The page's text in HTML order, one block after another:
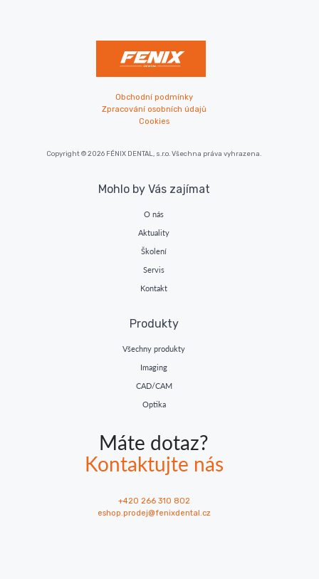
Obchodní podmínky
Zpracování osobních údajů
Cookies
Copyright © 2026 FÉNIX DENTAL, s.r.o. Všechna práva vyhrazena.
Mohlo by Vás zajímat
O nás
Aktuality
Školení
Servis
Kontakt
Produkty
Všechny produkty
Imaging
CAD/CAM
Optika
Máte dotaz?
Kontaktujte nás
+420 266 310 802
eshop.prodej@fenixdental.cz